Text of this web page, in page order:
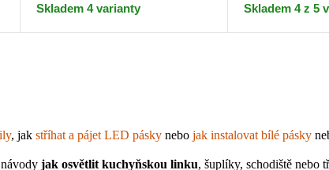
Skladem 4 varianty Skladem 4 z 5
, jak stříhat a pájet LED pásky nebo jak instalovat bílé pásky
jak osvětlit kuchyňskou linku, šuplíky, schodiště nebo